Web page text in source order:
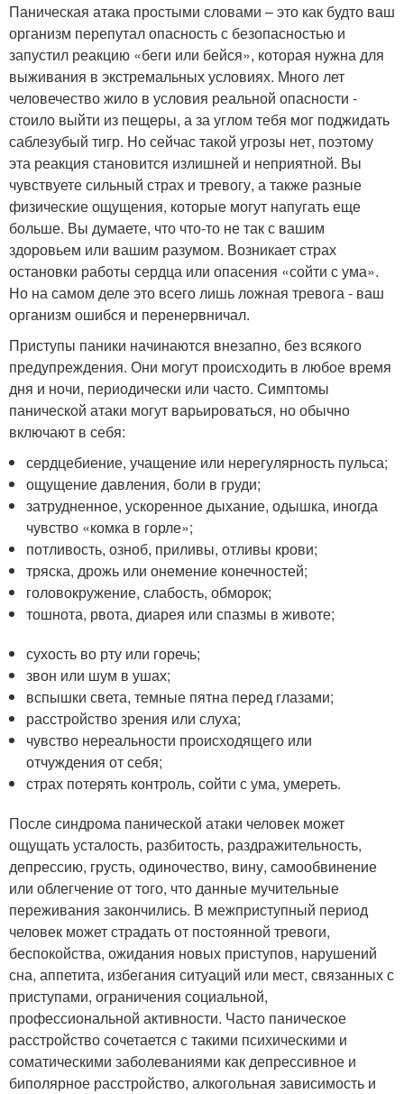
Паническая атака простыми словами – это как будто ваш
организм перепутал опасность с безопасностью и
запустил реакцию «беги или бейся», которая нужна для
выживания в экстремальных условиях. Много лет
человечество жило в условия реальной опасности -
стоило выйти из пещеры, а за углом тебя мог поджидать
саблезубый тигр. Но сейчас такой угрозы нет, поэтому
эта реакция становится излишней и неприятной. Вы
чувствуете сильный страх и тревогу, а также разные
физические ощущения, которые могут напугать еще
больше. Вы думаете, что что-то не так с вашим
здоровьем или вашим разумом. Возникает страх
остановки работы сердца или опасения «сойти с ума».
Но на самом деле это всего лишь ложная тревога - ваш
организм ошибся и перенервничал.
Приступы паники начинаются внезапно, без всякого
предупреждения. Они могут происходить в любое время
дня и ночи, периодически или часто. Симптомы
панической атаки могут варьироваться, но обычно
включают в себя:
сердцебиение, учащение или нерегулярность пульса;
ощущение давления, боли в груди;
затрудненное, ускоренное дыхание, одышка, иногда
чувство «комка в горле»;
потливость, озноб, приливы, отливы крови;
тряска, дрожь или онемение конечностей;
головокружение, слабость, обморок;
тошнота, рвота, диарея или спазмы в животе;
сухость во рту или горечь;
звон или шум в ушах;
вспышки света, темные пятна перед глазами;
расстройство зрения или слуха;
чувство нереальности происходящего или
отчуждения от себя;
страх потерять контроль, сойти с ума, умереть.
После синдрома панической атаки человек может
ощущать усталость, разбитость, раздражительность,
депрессию, грусть, одиночество, вину, самообвинение
или облегчение от того, что данные мучительные
переживания закончились. В межприступный период
человек может страдать от постоянной тревоги,
беспокойства, ожидания новых приступов, нарушений
сна, аппетита, избегания ситуаций или мест, связанных с
приступами, ограничения социальной,
профессиональной активности. Часто паническое
расстройство сочетается с такими психическими и
соматическими заболеваниями как депрессивное и
биполярное расстройство, алкогольная зависимость и